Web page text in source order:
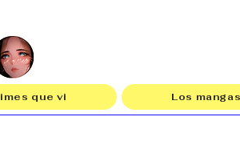
que vi Los